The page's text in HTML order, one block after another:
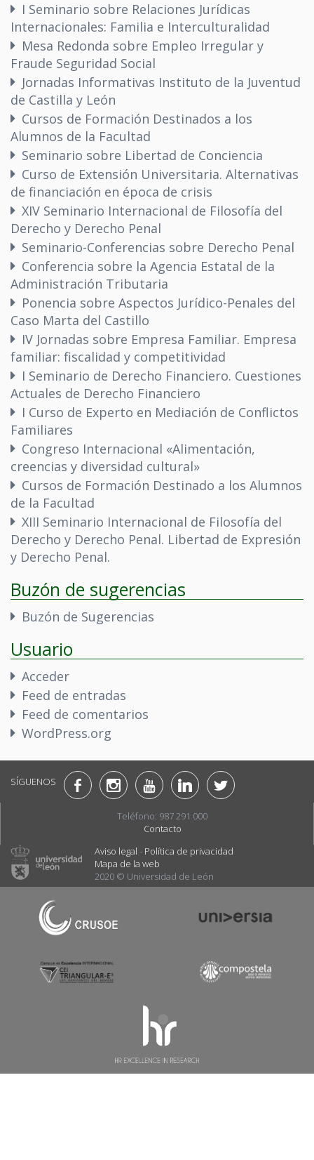
I Seminario sobre Relaciones Jurídicas
Internacionales: Familia e Interculturalidad
Mesa Redonda sobre Empleo Irregular y
Fraude Seguridad Social
Jornadas Informativas Instituto de la Juventud
de Castilla y León
Cursos de Formación Destinados a los
Alumnos de la Facultad
Seminario sobre Libertad de Conciencia
Curso de Extensión Universitaria. Alternativas
de financiación en época de crisis
XIV Seminario Internacional de Filosofía del
Derecho y Derecho Penal
Seminario-Conferencias sobre Derecho Penal
Conferencia sobre la Agencia Estatal de la
Administración Tributaria
Ponencia sobre Aspectos Jurídico-Penales del
Caso Marta del Castillo
IV Jornadas sobre Empresa Familiar. Empresa
familiar: fiscalidad y competitividad
I Seminario de Derecho Financiero. Cuestiones
Actuales de Derecho Financiero
I Curso de Experto en Mediación de Conflictos
Familiares
Congreso Internacional «Alimentación,
creencias y diversidad cultural»
Cursos de Formación Destinado a los Alumnos
de la Facultad
XIII Seminario Internacional de Filosofía del
Derecho y Derecho Penal. Libertad de Expresión
y Derecho Penal.
Buzón de sugerencias
Buzón de Sugerencias
Usuario
Acceder
Feed de entradas
Feed de comentarios
WordPress.org
SÍGUENOS
Teléfono: 987 291 000
Contacto
Aviso legal - Política de privacidad
Mapa de la web
2020 © Universidad de León